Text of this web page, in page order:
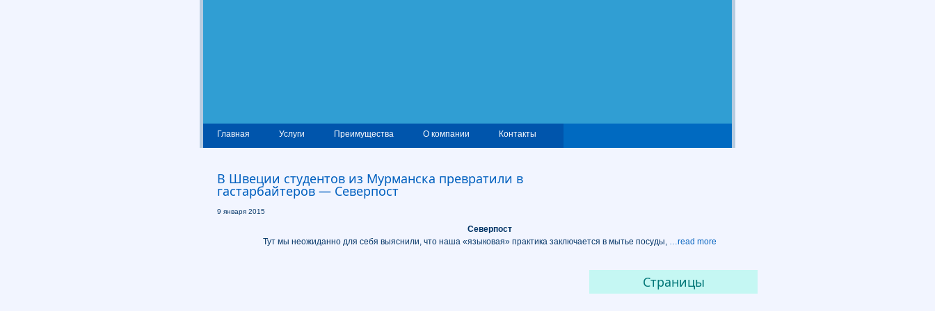
Главная Услуги Преимущества О компании Контакты
В Швеции студентов из Мурманска превратили в
гастарбайтеров — Северпост
9 января 2015
Северпост
Тут мы неожиданно для себя выяснили, что наша «языковая» практика заключается в мытье посуды, …read more
Страницы